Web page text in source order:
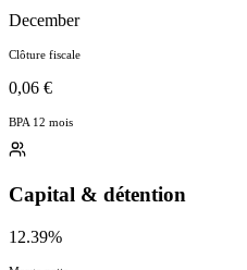
Health Information Services
Industrie
December